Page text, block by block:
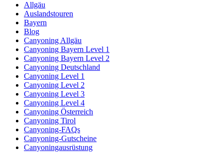
Allgäu
Auslandstouren
Bayern
Blog
Canyoning Allgäu
Canyoning Bayern Level 1
Canyoning Bayern Level 2
Canyoning Deutschland
Canyoning Level 1
Canyoning Level 2
Canyoning Level 3
Canyoning Level 4
Canyoning Österreich
Canyoning Tirol
Canyoning-FAQs
Canyoning-Gutscheine
Canyoningausrüstung